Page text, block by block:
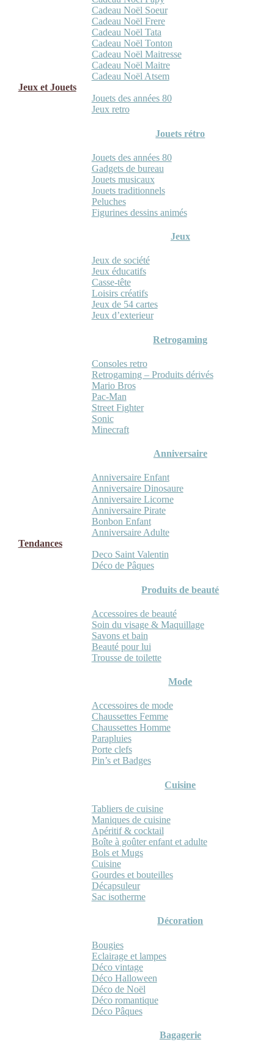
Cadeau Noël Soeur
Cadeau Noël Frere
Cadeau Noël Tata
Cadeau Noël Tonton
Cadeau Noël Maitresse
Cadeau Noël Maitre
Cadeau Noël Atsem
Jeux et Jouets
Jouets des années 80
Jeux retro
Jouets rétro
Jouets des années 80
Gadgets de bureau
Jouets musicaux
Jouets traditionnels
Peluches
Figurines dessins animés
Jeux
Jeux de société
Jeux éducatifs
Casse-tête
Loisirs créatifs
Jeux de 54 cartes
Jeux d’exterieur
Retrogaming
Consoles retro
Retrogaming – Produits dérivés
Mario Bros
Pac-Man
Street Fighter
Sonic
Minecraft
Anniversaire
Anniversaire Enfant
Anniversaire Dinosaure
Anniversaire Licorne
Anniversaire Pirate
Bonbon Enfant
Anniversaire Adulte
Tendances
Deco Saint Valentin
Déco de Pâques
Produits de beauté
Accessoires de beauté
Soin du visage & Maquillage
Savons et bain
Beauté pour lui
Trousse de toilette
Mode
Accessoires de mode
Chaussettes Femme
Chaussettes Homme
Parapluies
Porte clefs
Pin’s et Badges
Cuisine
Tabliers de cuisine
Maniques de cuisine
Apéritif & cocktail
Boîte à goûter enfant et adulte
Bols et Mugs
Cuisine
Gourdes et bouteilles
Décapsuleur
Sac isotherme
Décoration
Bougies
Eclairage et lampes
Déco vintage
Déco Halloween
Déco de Noël
Déco romantique
Déco Pâques
Bagagerie